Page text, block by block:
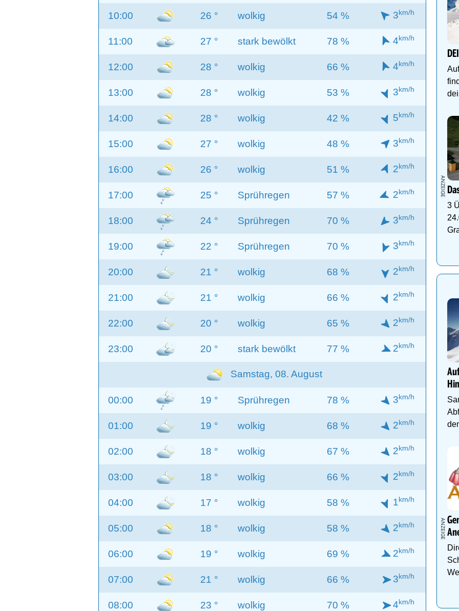
10:00 26 ° wolkig 54 % 3km/h
11:00 27 ° stark bewölkt 78 % 4km/h
12:00 28 ° wolkig 66 % 4km/h
13:00 28 ° wolkig 53 % 3km/h
14:00 28 ° wolkig 42 % 5km/h
15:00 27 ° wolkig 48 % 3km/h
16:00 26 ° wolkig 51 % 2km/h
17:00 25 ° Sprühregen 57 % 2km/h
18:00 24 ° Sprühregen 70 % 3km/h
19:00 22 ° Sprühregen 70 % 3km/h
20:00 21 ° wolkig 68 % 2km/h
21:00 21 ° wolkig 66 % 2km/h
22:00 20 ° wolkig 65 % 2km/h
23:00 20 ° stark bewölkt 77 % 2km/h
Samstag, 08. August
00:00 19 ° Sprühregen 78 % 3km/h
01:00 19 ° wolkig 68 % 2km/h
02:00 18 ° wolkig 67 % 2km/h
03:00 18 ° wolkig 66 % 2km/h
04:00 17 ° wolkig 58 % 1km/h
05:00 18 ° wolkig 58 % 2km/h
06:00 19 ° wolkig 69 % 2km/h
07:00 21 ° wolkig 66 % 3km/h
08:00 23 ° wolkig 70 % 4km/h
3